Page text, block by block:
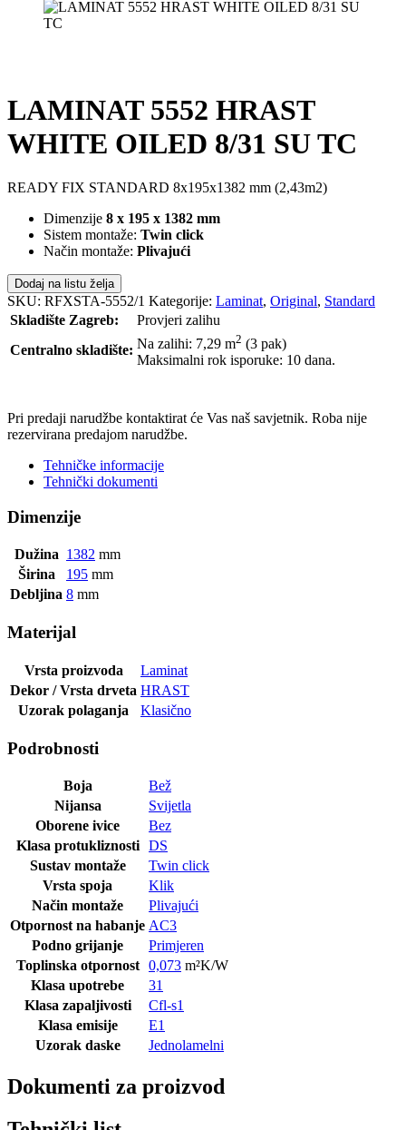
LAMINAT 5552 HRAST
WHITE OILED 8/31 SU TC
READY FIX STANDARD 8x195x1382 mm (2,43m2)
Dimenzije 8 x 195 x 1382 mm
Sistem montaže: Twin click
Način montaže: Plivajući
Dodaj na listu želja
SKU: RFXSTA-5552/1 Kategorije: Laminat, Original, Standard
Skladište Zagreb:
Provjeri zalihu
Centralno skladište: Na zalihi: 7,29 m2 (3 pak)
Maksimalni rok isporuke: 10 dana.
Pri predaji narudžbe kontaktirat će Vas naš savjetnik. Roba nije
rezervirana predajom narudžbe.
Tehničke informacije
Tehnički dokumenti
Dimenzije
Dužina 1382 mm
Širina
195 mm
Debljina 8 mm
Materijal
Vrsta proizvoda
Laminat
Dekor / Vrsta drveta HRAST
Uzorak polaganja
Klasično
Podrobnosti
Boja
Bež
Nijansa
Svijetla
Oborene ivice
Bez
Klasa protukliznosti
DS
Sustav montaže
Twin click
Vrsta spoja
Klik
Način montaže
Plivajući
Otpornost na habanje AC3
Podno grijanje
Primjeren
Toplinska otpornost
0,073 m²K/W
Klasa upotrebe
31
Klasa zapaljivosti
Cfl-s1
Klasa emisije
E1
Uzorak daske
Jednolamelni
Dokumenti za proizvod